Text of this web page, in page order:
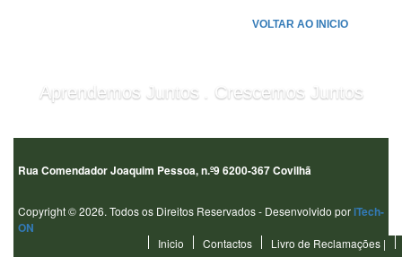
VOLTAR AO INICIO
Aprendemos Juntos Crescemos Juntos
Rua Comendador Joaquim Pessoa, n.º9 6200-367 Covilhã
Copyright © 2026. Todos os Direitos Reservados - Desenvolvido poriTech-
ON
Inicio Contactos Livro de Reclamações |